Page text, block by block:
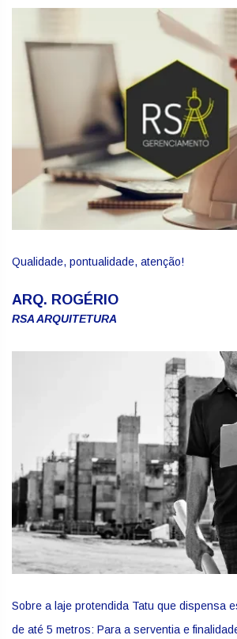
Qualidade, pontualidade, atenção!
ARQ. ROGÉRIO
RSA ARQUITETURA
Sobre a laje protendida Tatu que dispensa
de até 5 metros: Para a serventia e